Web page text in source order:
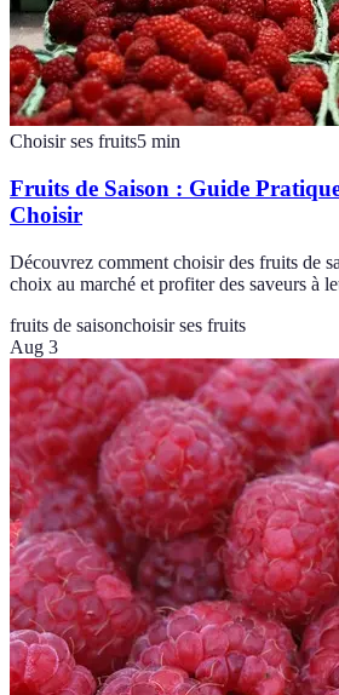
Choisir ses fruits5 min
Fruits de Saison : Guide
Choisir
Découvrez comment choisir des fruits de
choix au marché et profiter des saveurs à
fruits de saisonchoisir ses fruits
Aug 3